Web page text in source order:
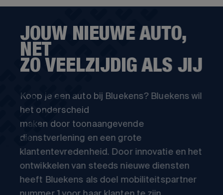
JOUW NIEUWE AUTO,
NET
ZO VEELZIJDIG ALS JIJ
Koop je een auto bij Bluekens? Bluekens wil
het onderscheid
maken door toonaangevende
dienstverlening en een grote
klantentevredenheid. Door innovatie en het
ontwikkelen van steeds nieuwe diensten
heeft Bluekens als doel mobiliteitspartner